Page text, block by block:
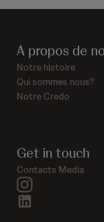
A propos de
Notre histoire
Qui sommes nous?
Notre Credo
Get in touch
Contacts Media